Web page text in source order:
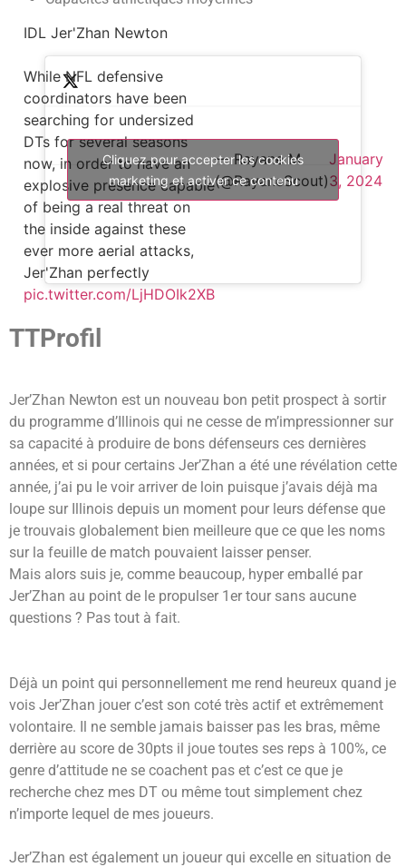
IDL Jer'Zhan Newton
While NFL defensive
coordinators have been
searching for undersized
DTs for several seasons
now, in order to have an
explosive presence capable
of being a real threat on
the inside against these
ever more aerial attacks,
Jer'Zhan perfectly
pic.twitter.com/LjHDOIk2XB
— Rayane M
(@RayaneScout)
January
3, 2024
Cliquez pour accepter les cookies
marketing et activer ce contenu
TTProfil
Jer’Zhan Newton est un nouveau bon petit prospect à sortir
du programme d’Illinois qui ne cesse de m’impressionner sur
sa capacité à produire de bons défenseurs ces dernières
années, et si pour certains Jer’Zhan a été une révélation cette
année, j’ai pu le voir arriver de loin puisque j’avais déjà ma
loupe sur Illinois depuis un moment pour leurs défense que
je trouvais globalement bien meilleure que ce que les noms
sur la feuille de match pouvaient laisser penser.
Mais alors suis je, comme beaucoup, hyper emballé par
Jer’Zhan au point de le propulser 1er tour sans aucune
questions ? Pas tout à fait.
Déjà un point qui personnellement me rend heureux quand je
vois Jer’Zhan jouer c’est son coté très actif et extrêmement
volontaire. Il ne semble jamais baisser pas les bras, même
derrière au score de 30pts il joue toutes ses reps à 100%, ce
genre d’attitude ne se coachent pas et c’est ce que je
recherche chez mes DT ou même tout simplement chez
n’importe lequel de mes joueurs.
Jer’Zhan est également un joueur qui excelle en situation de